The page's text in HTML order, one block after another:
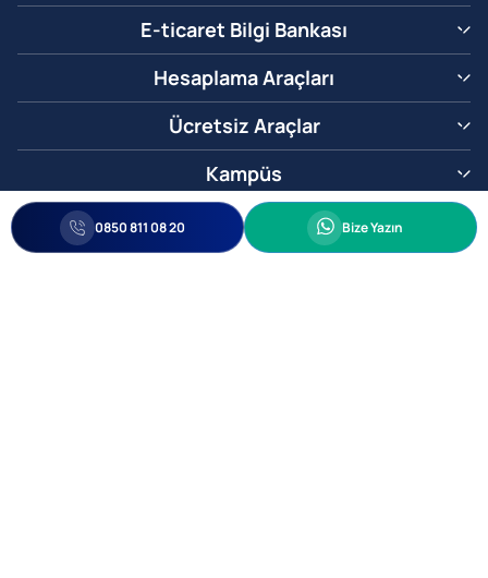
E-ticaret Bilgi Bankası
Hesaplama Araçları
Ücretsiz Araçlar
Kampüs
0850 811 08 20 Whatsapp
Bize Yazın
0850 811 08 20